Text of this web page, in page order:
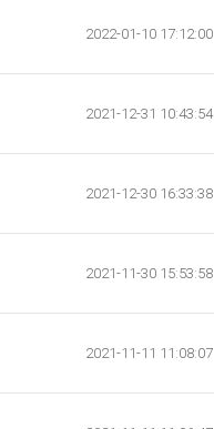
2022-01-10 17:12:00
2021-12-31 10:43:54
2021-12-30 16:33:38
2021-11-30 15:53:58
2021-11-11 11:08:07